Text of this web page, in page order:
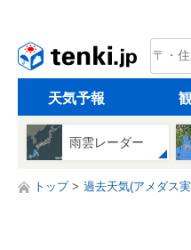
天気予報
雨雲レーダー
トップ 過去天気(アメダス